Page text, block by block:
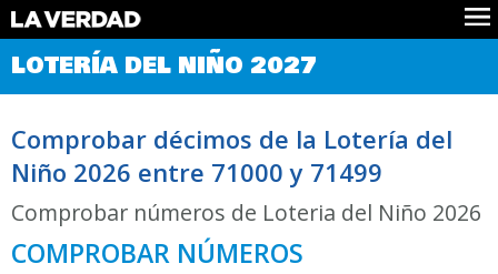
Comprobar Loteria del Niño
Premios
Noticias
Datos
Historia
LOTERÍA DEL NIÑO 2027
Comprobar décimos de la Lotería del
Niño 2026 entre 71000 y 71499
Comprobar números de Loteria del Niño 2026
COMPROBAR NÚMEROS